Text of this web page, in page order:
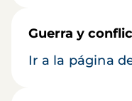
Guerra y
Ir a la página